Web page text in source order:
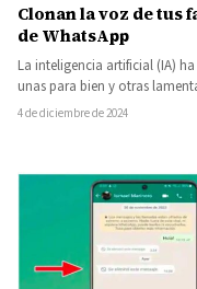
Clonan la voz de tus
de WhatsApp
La inteligencia artificial (IA)
unas para bien y otras
4 de diciembre de 2024